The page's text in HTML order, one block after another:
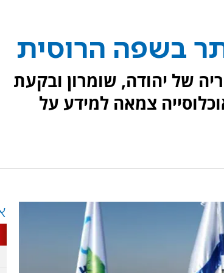
בשפה הרוסית
של יהודה, שומרון ובקעת
צמאה למידע על